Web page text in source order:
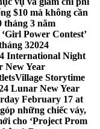
$10 mà không cần
tháng 3 năm
Power Contest’
32024
International Night
New Year
Village Storytime
Lunar New Year
February 17 at
những chiếc váy,
cho ‘Project Prom